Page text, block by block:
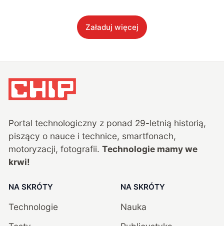
Załaduj więcej
Portal technologiczny z ponad 29-letnią historią,
piszący o nauce i technice, smartfonach,
motoryzacji, fotografii. Technologie mamy we
krwi!
NA SKRÓTY
Technologie
NA SKRÓTY
Nauka